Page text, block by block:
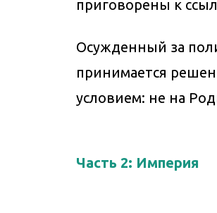
приговорены к
Осужденный за
принимается
условием: не на
Часть 2: Империя